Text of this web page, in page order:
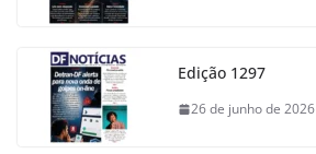
Edição 1297
26 de junho de 2026